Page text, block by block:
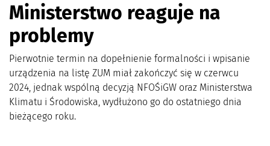
Ministerstwo reaguje na
problemy
Pierwotnie termin na dopełnienie formalności i wpisanie
urządzenia na listę ZUM miał zakończyć się w czerwcu
2024, jednak wspólną decyzją NFOŚiGW oraz Ministerstwa
Klimatu i Środowiska, wydłużono go do ostatniego dnia
bieżącego roku.